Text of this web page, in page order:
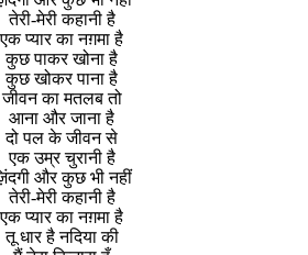
तेरी-मेरी कहानी है
एक प्यार का नग़मा है
कुछ पाकर खोना है
कुछ खोकर पाना है
जीवन का मतलब तो
आना और जाना है
दो पल के जीवन से
एक उम्र चुरानी है
और कुछ भी नहीं
तेरी-मेरी कहानी है
एक प्यार का नग़मा है
तू धार है नदिया की